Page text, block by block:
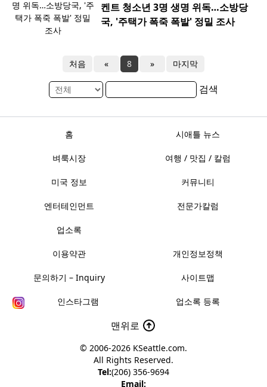
켄트 청소년 3명 생명 위독…소방당
국, '주택가 폭죽 폭발' 정밀 조사
처음 « 8 » 마지막
검색
홈 시애틀 뉴스
벼룩시장 여행 / 맛집 / 칼럼
미국 정보 커뮤니티
엔터테인먼트 전문가칼럼
업소록
이용약관 개인정보정책
문의하기 – Inquiry 사이트맵
인스타그램 업소록 등록
맨위로
© 2006-2026 KSeattle.com.
All Rights Reserved.
Tel:(206) 356-9694
Email: